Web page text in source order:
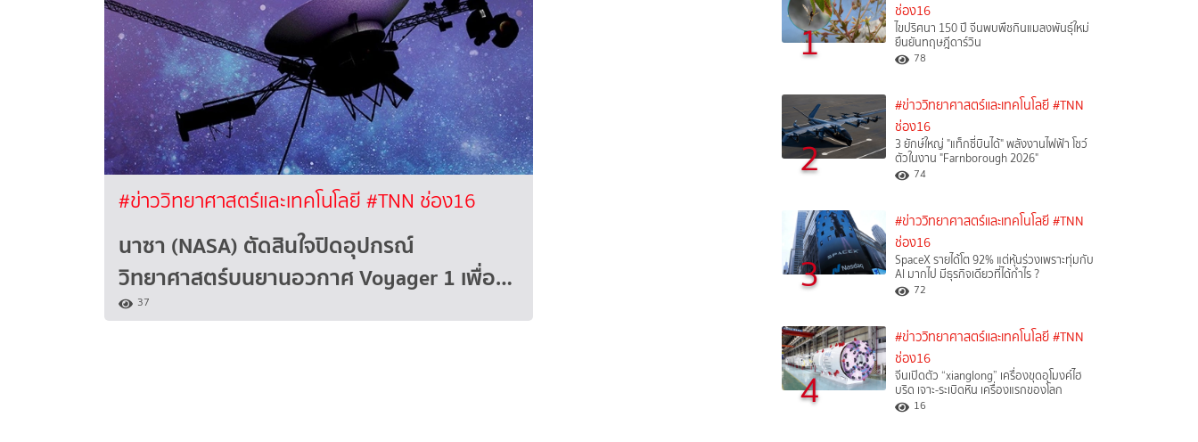
#ข่าววิทยาศาสตร์และเทคโนโลยี #TNN ช่อง16
นาซา (NASA) ตัดสินใจปิดอุปกรณ์
วิทยาศาสตร์บนยานอวกาศ Voyager 1 เพื่อ…
37
1
ช่อง16
ไขปริศนา 150 ปี จีนพบพืชกินแมลงพันธุ์ใหม่
ยืนยันทฤษฎีดาร์วิน
78
2
#ข่าววิทยาศาสตร์และเทคโนโลยี #TNN
ช่อง16
3 ยักษ์ใหญ่ "แท็กซี่บินได้" พลังงานไฟฟ้า โชว์
ตัวในงาน "Farnborough 2026"
74
3
#ข่าววิทยาศาสตร์และเทคโนโลยี #TNN
ช่อง16
SpaceX รายได้โต 92% แต่หุ้นร่วงเพราะทุ่มกับ
AI มากไป มีธุรกิจเดียวที่ได้กำไร ?
72
4
#ข่าววิทยาศาสตร์และเทคโนโลยี #TNN
ช่อง16
จีนเปิดตัว “xianglong” เครื่องขุดอุโมงค์ไฮ
บริด เจาะ-ระเบิดหิน เครื่องแรกของโลก
16